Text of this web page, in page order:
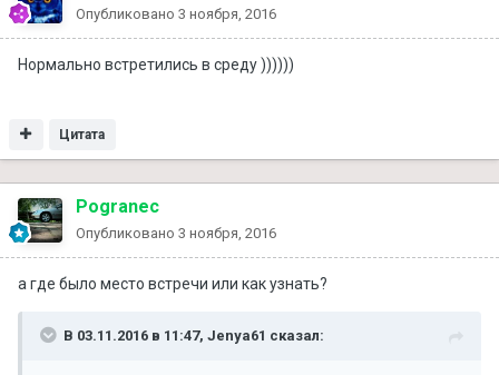
Опубликовано 3 ноября, 2016
Нормально встретились в среду ))))))
Цитата
Pogranec
Опубликовано 3 ноября, 2016
а где было место встречи или как узнать?
В 03.11.2016 в 11:47, Jenya61 сказал: